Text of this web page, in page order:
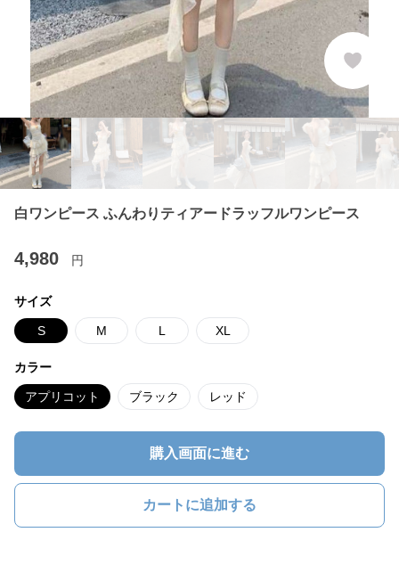
白ワンピース ふんわりティアードラッフルワンピース
4,980 円
サイズ
S M L XL
カラー
アプリコット ブラック レッド
購入画面に進む
カートに追加する